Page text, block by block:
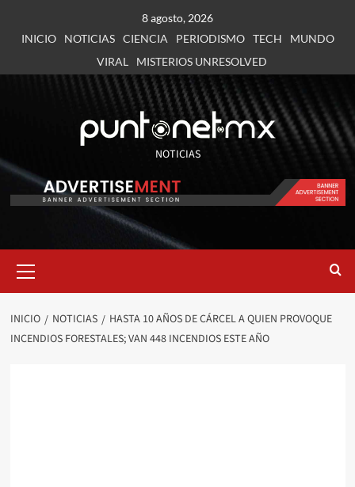
8 agosto, 2026
INICIO
NOTICIAS CIENCIA PERIODISMO TECH
MUNDO
VIRAL
MISTERIOS UNRESOLVED
NOTICIAS
INICIO NOTICIAS
HASTA 10 AÑOS DE CÁRCEL A QUIEN PROVOQUE
INCENDIOS FORESTALES; VAN 448 INCENDIOS ESTE AÑO